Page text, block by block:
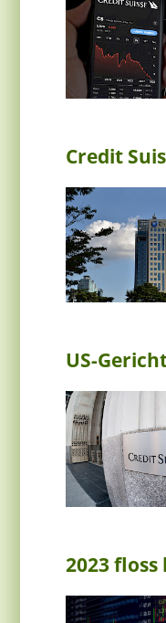
Credit
US-
2023